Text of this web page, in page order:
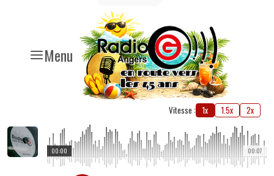
Menu
Vitesse : 1x 1.5x 2x
00:07
00:00